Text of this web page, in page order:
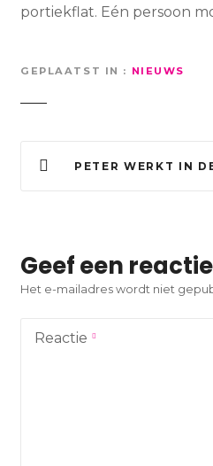
portiekflat. Eén persoon
GEPLAATST IN NIEUWS
i
c
h
PETER WERKT IN DE HIJSKRAAN BOVEN HET
Geef een reactie
Het e-mailadres wordt niet
Reactie